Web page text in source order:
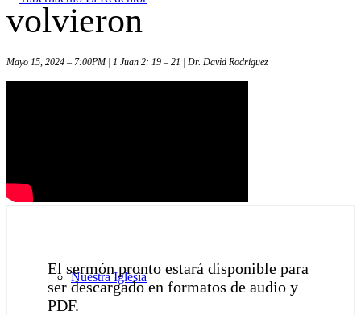
Nuestra Iglesia
volvieron
Mayo 15, 2024 – 7:00PM | 1 Juan 2: 19 – 21 | Dr. David Rodríguez
El sermón pronto estará disponible para
ser descargado en formatos de audio y
PDF.